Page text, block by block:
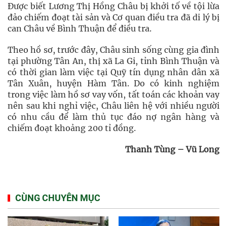
Được biết Lương Thị Hồng Châu bị khởi tố về tội lừa
đảo chiếm đoạt tài sản và Cơ quan điều tra đã di lý bị
can Châu về Bình Thuận để điều tra.
Theo hồ sơ, trước đây, Châu sinh sống cùng gia đình
tại phường Tân An, thị xã La Gi, tỉnh Bình Thuận và
có thời gian làm việc tại Quỹ tín dụng nhân dân xã
Tân Xuân, huyện Hàm Tân. Do có kinh nghiệm
trong việc làm hồ sơ vay vốn, tất toán các khoản vay
nên sau khi nghỉ việc, Châu liên hệ với nhiều người
có nhu cầu để làm thủ tục đáo nợ ngân hàng và
chiếm đoạt khoảng 200 tỉ đồng.
Thanh Tùng – Vũ Long
CÙNG CHUYÊN MỤC